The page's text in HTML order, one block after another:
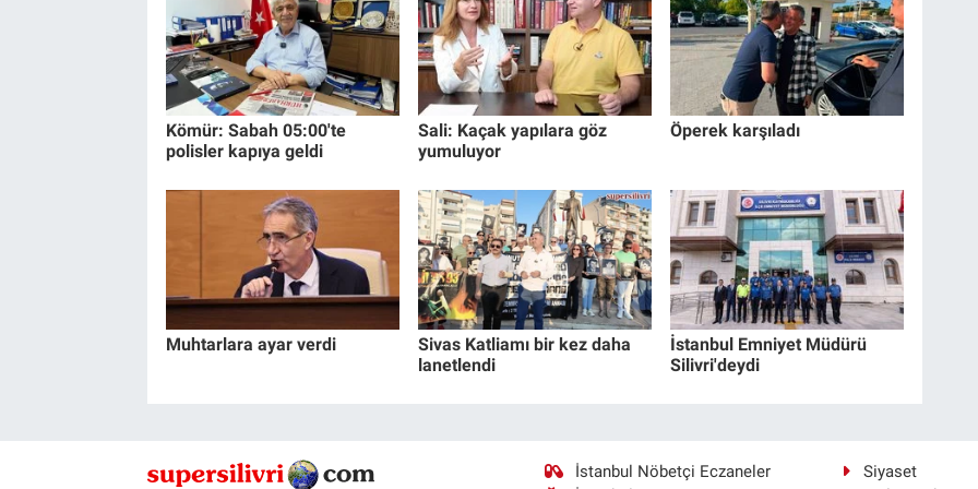
Kömür: Sabah 05:00'te
polisler kapıya geldi
Sali: Kaçak yapılara göz
yumuluyor
Öperek karşıladı
Muhtarlara ayar verdi
Sivas Katliamı bir kez daha
lanetlendi
İstanbul Emniyet Müdürü
Silivri'deydi
İstanbul Nöbetçi Eczaneler
Siyaset